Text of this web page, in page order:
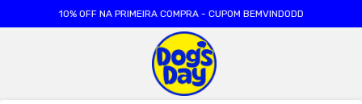
10% OFF NA PRIMEIRA COMPRA - CUPOM BEMVINDODD